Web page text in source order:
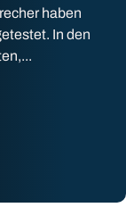
haben
In den